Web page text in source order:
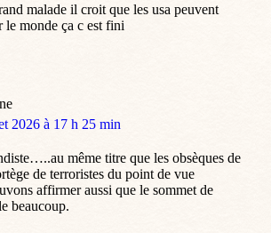
malade il croit que les usa peuvent
le monde ça c est fini
2026 à 17 h 25 min
même titre que les obsèques de
de terroristes du point de vue
affirmer aussi que le sommet de
beaucoup.